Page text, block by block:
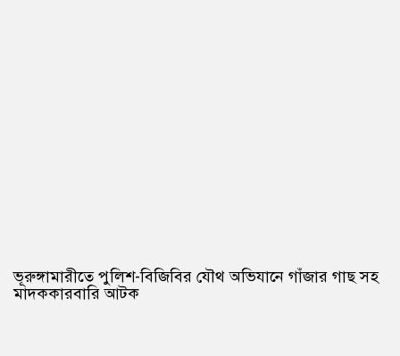
ভূরুঙ্গামারীতে পুলিশ-বিজিবির যৌথ অভিযানে গাঁজার গাছ সহ
মাদককারবারি আটক